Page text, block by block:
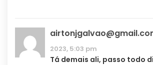
2023, 5:03 pm
Tá demais ali, passo todo